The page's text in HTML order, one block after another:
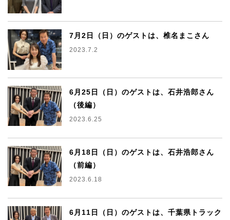
7月2日（日）のゲストは、椎名まこさん
2023.7.2
6月25日（日）のゲストは、石井浩郎さん
（後編）
2023.6.25
6月18日（日）のゲストは、石井浩郎さん
（前編）
2023.6.18
6月11日（日）のゲストは、千葉県トラック